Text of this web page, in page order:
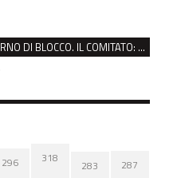
BOSCO OSPIZIO REGGIO, TERZO GIORNO DI BLOCCO. IL COMITATO: “PRESIDIO FINO A VENERDÌ”
296 318 283 287